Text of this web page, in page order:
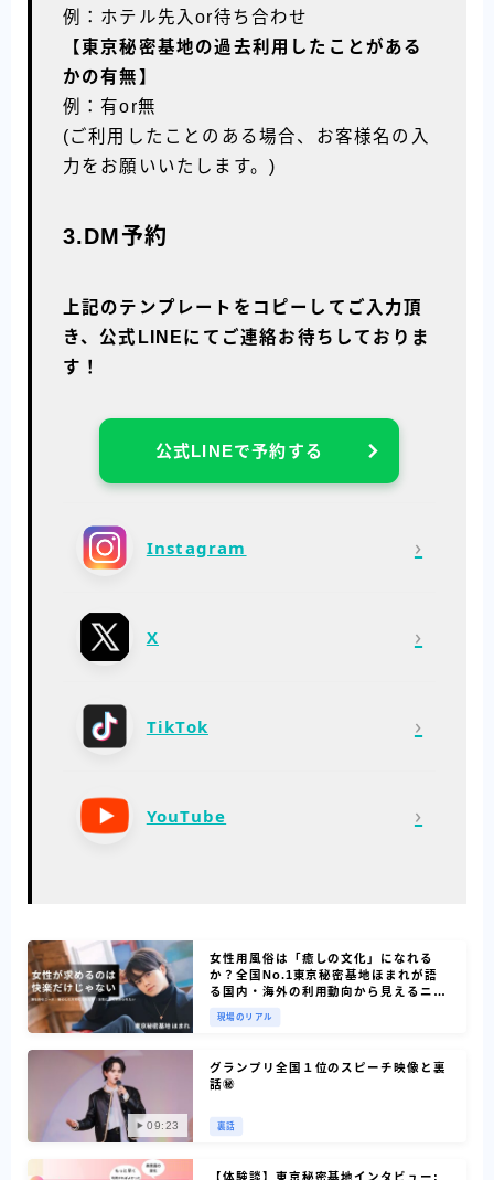
例：ホテル先入or待ち合わせ
【東京秘密基地の過去利用したことがある
かの有無】
例：有or無
(ご利用したことのある場合、お客様名の入
力をお願いいたします。)
3.DM予約
上記のテンプレートをコピーしてご入力頂
き、公式LINEにてご連絡お待ちしておりま
す！
公式LINEで予約する
Instagram ›
X ›
TikTok ›
YouTube ›
女性用風俗は「癒しの文化」になれる
か？全国No.1東京秘密基地ほまれが語
る国内・海外の利用動向から見えるニー
現場のリアル
09:23
グランプリ全国１位のスピーチ映像と裏
話㊙
裏話
【体験談】東京秘密基地インタビュー: